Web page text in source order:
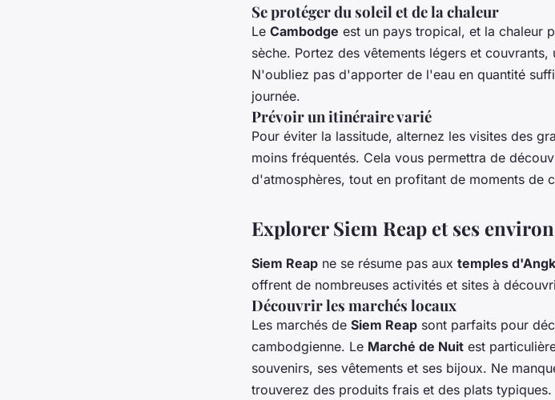
Se protéger du soleil et de la chaleur
Le Cambodge est un pays tropical, et la chaleur
sèche. Portez des vêtements légers et
N'oubliez pas d'apporter de l'eau en quantité
journée.
Prévoir un itinéraire varié
Pour éviter la lassitude, alternez les visites des
moins fréquentés. Cela vous permettra de
d'atmosphères, tout en profitant de moments de
Explorer Siem Reap et ses
Siem Reap ne se résume pas aux temples
offrent de nombreuses activités et sites à
Découvrir les marchés locaux
Les marchés de Siem Reap sont parfaits pour
cambodgienne. Le Marché de Nuit est
souvenirs, ses vêtements et ses bijoux. Ne
trouverez des produits frais et des plats typiques.